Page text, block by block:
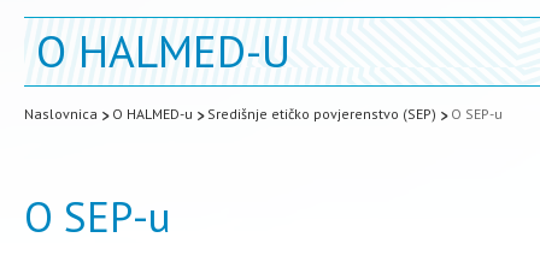
O HALMED-U
Naslovnica O HALMED-u Središnje etičko povjerenstvo (SEP) O SEP-u
O SEP-u